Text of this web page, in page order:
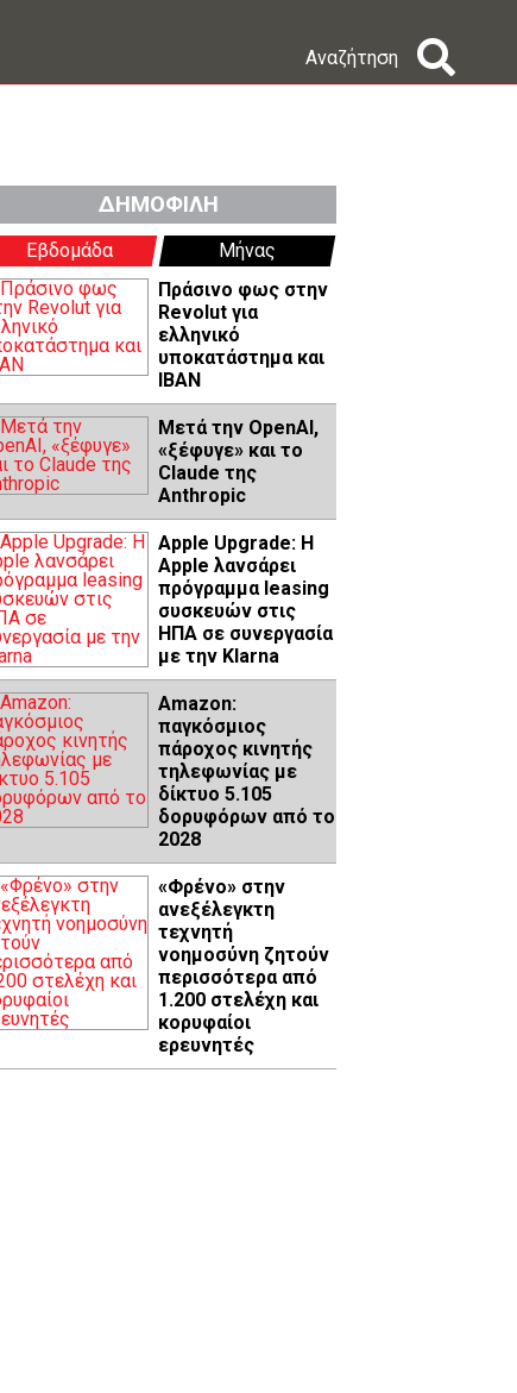
Αναζήτηση
ΔΗΜΟΦΙΛΗ
Εβδομάδα
Μήνας
Πράσινο φως στην
Revolut για
ελληνικό
υποκατάστημα και
IBAN
Μετά την OpenAI,
«ξέφυγε» και το
Claude της
Anthropic
Apple Upgrade: Η
Apple λανσάρει
πρόγραμμα leasing
συσκευών στις
ΗΠΑ σε συνεργασία
με την Klarna
Amazon:
παγκόσμιος
πάροχος κινητής
τηλεφωνίας με
δίκτυο 5.105
δορυφόρων από το
2028
«Φρένο» στην
ανεξέλεγκτη
τεχνητή
νοημοσύνη ζητούν
περισσότερα από
1.200 στελέχη και
κορυφαίοι
ερευνητές